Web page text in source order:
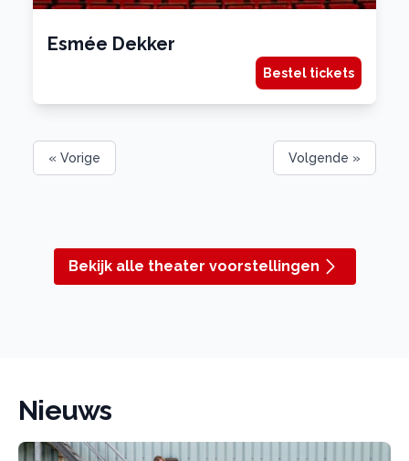
Esmée Dekker
Bestel tickets
« Vorige Volgende »
Bekijk alle theater voorstellingen
Nieuws